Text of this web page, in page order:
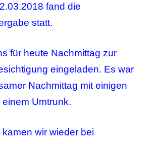
fand die
statt.
für heute Nachmittag zur
eingeladen. Es war
Nachmittag mit einigen
Umtrunk.
wir wieder bei